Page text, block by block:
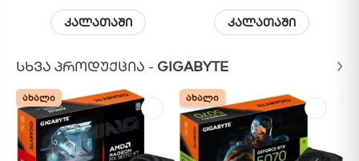
კალათაში კალათაში
ᲡᲮᲕᲐ ᲞᲠᲝᲓᲣᲥᲪᲘᲐ - GIGABYTE
ᲐᲮᲐᲚᲘ
ᲐᲮᲐᲚᲘ ᲐᲮᲐᲚᲘ
ᲐᲮᲐᲚᲘ